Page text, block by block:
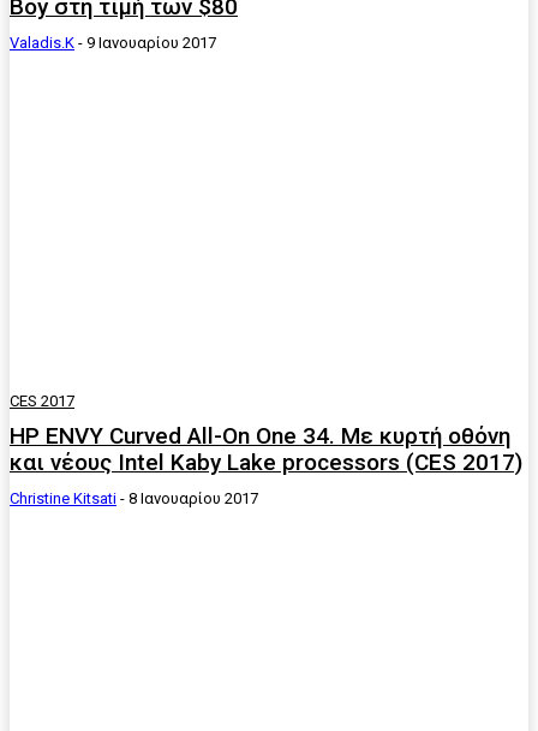
Boy στη τιμή των $80
Valadis.k - 9 Ιανουαρίου 2017
CES 2017
HP ENVY Curved All-On One 34. Με κυρτή οθόνη
και νέους Intel Kaby Lake processors (CES 2017)
Christine Kitsati - 8 Ιανουαρίου 2017